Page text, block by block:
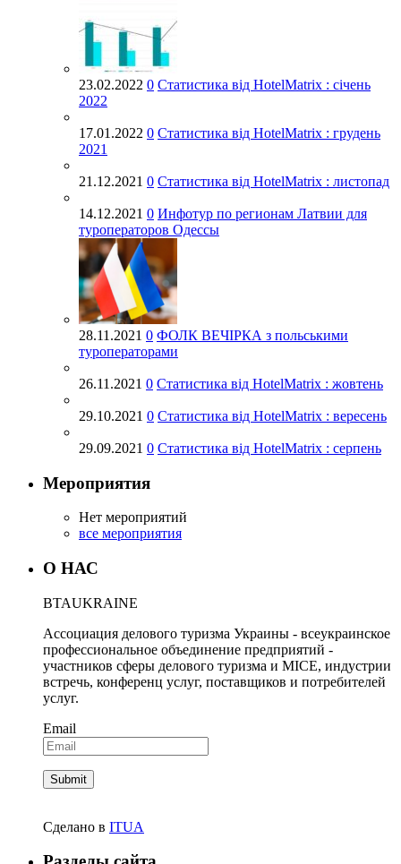
23.02.2022 0 Статистика від HotelMatrix : січень
2022
17.01.2022 0 Статистика від HotelMatrix : грудень
2021
21.12.2021 0 Статистика від HotelMatrix : листопад
14.12.2021 0 Инфотур по регионам Латвии для
туроператоров Одессы
28.11.2021 0 ФОЛК ВЕЧІРКА з польськими
туроператорами
26.11.2021 0 Статистика від HotelMatrix : жовтень
29.10.2021 0 Статистика від HotelMatrix : вересень
29.09.2021 0 Статистика від HotelMatrix : серпень
Мероприятия
Нет мероприятий
все мероприятия
О НАС
BTAUKRAINE
Ассоциация делового туризма Украины - всеукраинское
профессиональное объединение предприятий -
участников сферы делового туризма и MICE, индустрии
встречь, конференц услуг, поставщиков и потребителей
услуг.
Email
Сделано в ITUA